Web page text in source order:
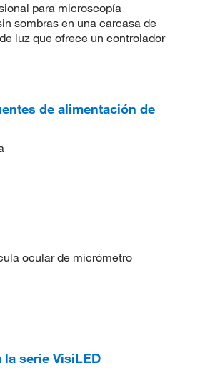
para microscopía
sombras en una carcasa de
luz que ofrece un controlador
de alimentación de
ocular de micrómetro
serie VisiLED